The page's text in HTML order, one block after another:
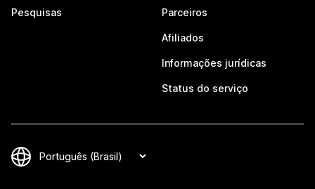
Pesquisas Parceiros
Afiliados
Informações jurídicas
Status do serviço